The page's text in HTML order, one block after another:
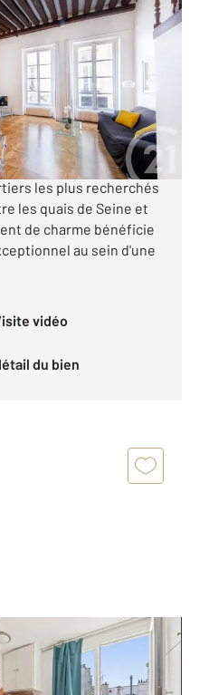
vendre
€
- métro Odéon. Au
les plus recherchés
les quais de Seine et
de charme bénéficie
au sein d'une
Visite vidéo
du bien